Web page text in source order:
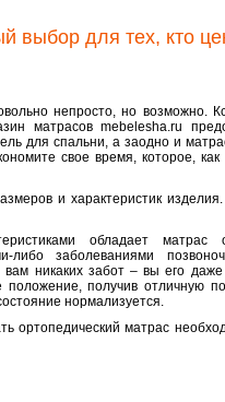
выбор для тех, кто
непросто, но возможно.
матрасов mebelesha.ru
для спальни, а заодно и
свое время, которое, как
и характеристик
обладает матрас
либо заболеваниями
никаких забот – вы его даже
получив отличную
нормализуется.
ортопедический матрас